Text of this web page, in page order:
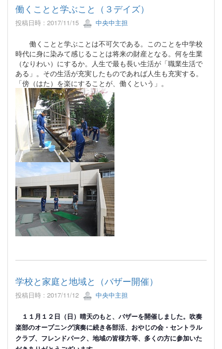
働くことと学ぶこと（３デイズ）
投稿日時 : 2017/11/15 中央中主担
働くことと学ぶことは不可欠である。このことを中学校
時代に身に染みて感じることは将来の財産となる。何を生業
（なりわい）にするか。人生で最も長い生活が「職業生活で
ある」。その生活が充実したものであれば人生も充実する。
「傍（はた）を楽にすることが、働くという」。
学校と家庭と地域と（バザー開催）
投稿日時 : 2017/11/12 中央中主担
１１月１２日（日）晴天のもと、バザーを開催しました。吹奏
楽部のオープニング演奏に続き各部活、おやじの会・セントラル
クラブ、フレンドパーク、地域の皆様方等、多くの方に参加いた